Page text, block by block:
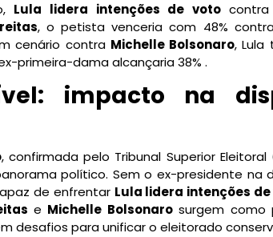
Lula lidera intenções de votocontra
, o petista venceria com 48%
cenário contra Michelle Bolsonaro, Lula
primeira-dama alcançaria 38% .
impacto na
, confirmada pelo Tribunal Superior Eleitoral
político. Sem o ex-presidente na
de enfrentar Lula lidera intenções
e Michelle Bolsonarosurgem como
desafios para unificar o eleitorado